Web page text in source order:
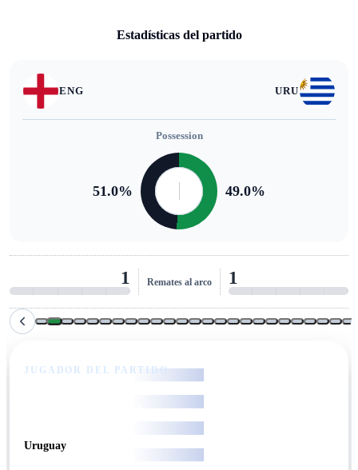
JUGADOR DEL PARTIDO
Uruguay
Estadísticas del partido
ENG URU
Possession
51.0% 49.0%
1 Remates al arco 1